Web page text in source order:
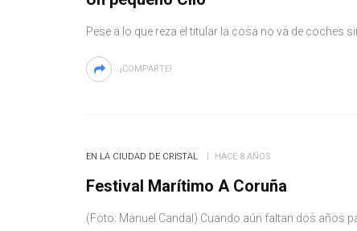
Pese a lo que reza el titular la cosa no va de coches
¡COMPARTE!
EN LA CIUDAD DE CRISTAL HACE 8 AÑOS
Festival Marítimo A Coruña
(Foto: Manuel Candal) Cuando aún faltan dos años